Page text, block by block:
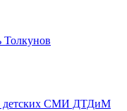
детских СМИ ДТДиМ